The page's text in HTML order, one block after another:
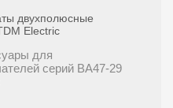
двухполюсные
Electric
для
серий ВА47-29